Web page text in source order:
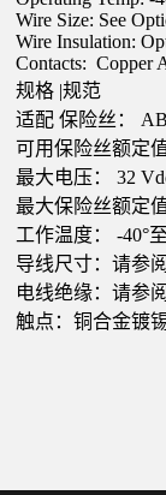
Wire Size: See
Wire Insulation:
Contacts: Copper
规格 |规范
适配 保险丝： AB
可用保险丝额定值
最大电压：
32
最大保险丝额定值
工作温度：
-40°
导线尺寸：请参
电线绝缘：请参
触点：铜合金镀